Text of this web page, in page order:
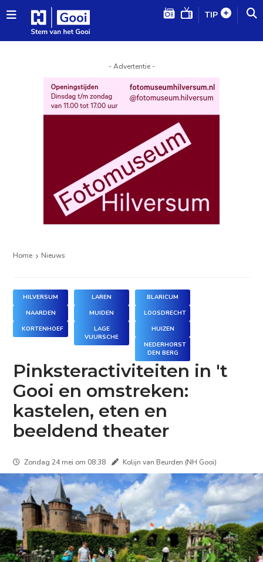
TIP
- Advertentie -
Home Nieuws
HILVERSUM LAREN
BLARICUM
NAARDEN
MUIDEN
LOOSDRECHT
KORTENHOEF
LAGE
VUURSCHE
HUIZEN
NEDERHORST
DEN BERG
Pinksteractiviteiten in 't
Gooi en omstreken:
kastelen, eten en
beeldend theater
Zondag 24 mei om 08:38 Kolijn van Beurden (NH Gooi)